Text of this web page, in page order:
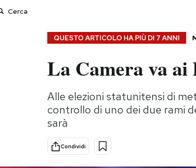
Consumismi
Storie/Idee
Ok Boomer!
QUESTO ARTICOLO HA PIÙ DI 7 ANNI
La Camera va ai
Alle elezioni statunitensi di
controllo di uno dei due rami
sarà
Condividi